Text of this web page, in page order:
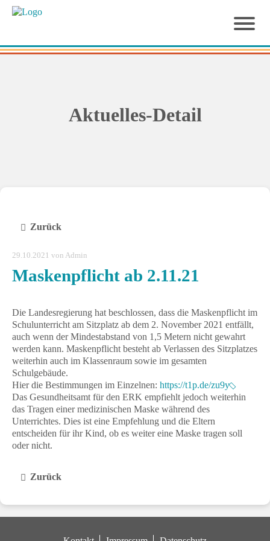
Aktuelles-Detail
Zurück
29.10.2021 von Admin
Maskenpflicht ab 2.11.21
Die Landesregierung hat beschlossen, dass die Maskenpflicht im
Schulunterricht am Sitzplatz ab dem 2. November 2021 entfällt,
auch wenn der Mindestabstand von 1,5 Metern nicht gewahrt
werden kann. Maskenpflicht besteht ab Verlassen des Sitzplatzes
weiterhin auch im Klassenraum sowie im gesamten
Schulgebäude.
Hier die Bestimmungen im Einzelnen: https://t1p.de/zu9y
Das Gesundheitsamt für den ERK empfiehlt jedoch weiterhin
das Tragen einer medizinischen Maske während des
Unterrichtes. Dies ist eine Empfehlung und die Eltern
entscheiden für ihr Kind, ob es weiter eine Maske tragen soll
oder nicht.
Zurück